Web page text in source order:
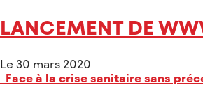
LANCEMENT DE
Le 30 mars 2020
Face à la crise sanitaire sans